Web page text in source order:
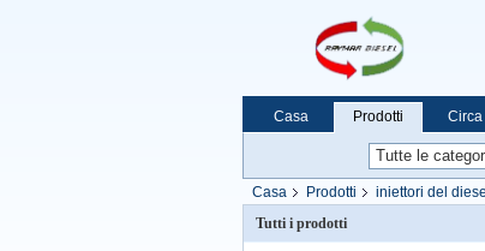
Casa Prodotti Circa
Casa Prodotti iniettori del
Tutti i prodotti